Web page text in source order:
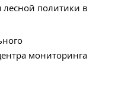
политики в
мониторинга